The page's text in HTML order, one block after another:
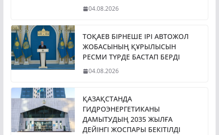
04.08.2026
ТОҚАЕВ БІРНЕШЕ ІРІ АВТОЖОЛ
ЖОБАСЫНЫҢ ҚҰРЫЛЫСЫН
РЕСМИ ТҮРДЕ БАСТАП БЕРДІ
04.08.2026
ҚАЗАҚСТАНДА
ГИДРОЭНЕРГЕТИКАНЫ
ДАМЫТУДЫҢ 2035 ЖЫЛҒА
ДЕЙІНГІ ЖОСПАРЫ БЕКІТІЛДІ